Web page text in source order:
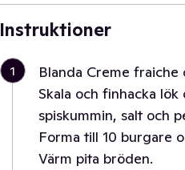
Instruktioner
1
Blanda Creme fraiche
Skala och finhacka
spiskummin, salt och
Forma till 10 burgare
Värm pita bröden.